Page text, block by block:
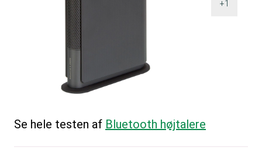
+1
Se hele testen af Bluetooth højtalere